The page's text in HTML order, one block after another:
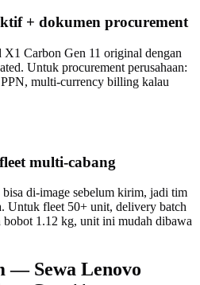
+ dokumen procurement
Carbon Gen 11 original dengan
Untuk procurement perusahaan:
multi-currency billing kalau
multi-cabang
di-image sebelum kirim, jadi tim
Untuk fleet 50+ unit, delivery batch
bobot 1.12 kg, unit ini mudah dibawa
— Sewa Lenovo